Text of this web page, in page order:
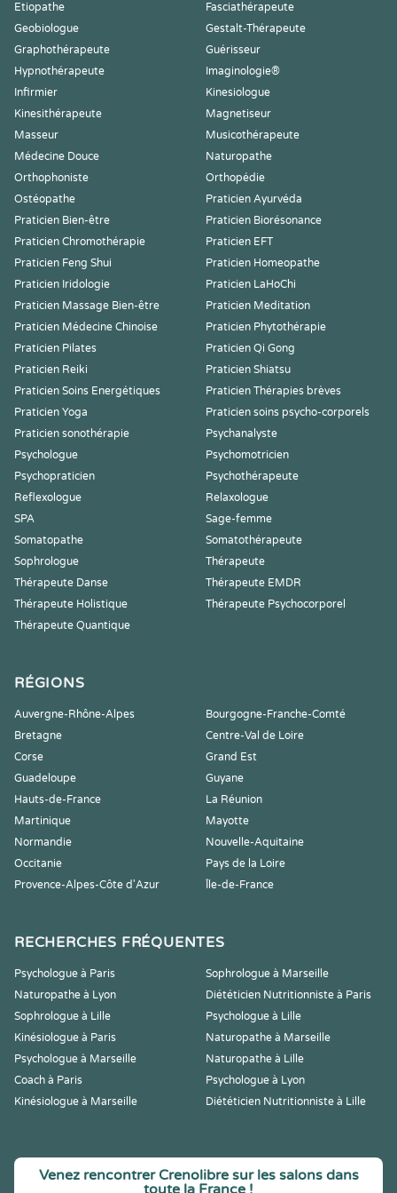
Etiopathe
Fasciathérapeute
Geobiologue
Gestalt-Thérapeute
Graphothérapeute
Guérisseur
Hypnothérapeute
Imaginologie®
Infirmier
Kinesiologue
Kinesithérapeute
Magnetiseur
Masseur
Musicothérapeute
Médecine Douce
Naturopathe
Orthophoniste
Orthopédie
Ostéopathe
Praticien Ayurvéda
Praticien Bien-être
Praticien Biorésonance
Praticien Chromothérapie
Praticien EFT
Praticien Feng Shui
Praticien Homeopathe
Praticien Iridologie
Praticien LaHoChi
Praticien Massage Bien-être
Praticien Meditation
Praticien Médecine Chinoise
Praticien Phytothérapie
Praticien Pilates
Praticien Qi Gong
Praticien Reiki
Praticien Shiatsu
Praticien Soins Energétiques
Praticien Thérapies brèves
Praticien Yoga
Praticien soins psycho-corporels
Praticien sonothérapie
Psychanalyste
Psychologue
Psychomotricien
Psychopraticien
Psychothérapeute
Reflexologue
Relaxologue
SPA
Sage-femme
Somatopathe
Somatothérapeute
Sophrologue
Thérapeute
Thérapeute Danse
Thérapeute EMDR
Thérapeute Holistique
Thérapeute Psychocorporel
Thérapeute Quantique
RÉGIONS
Auvergne-Rhône-Alpes
Bourgogne-Franche-Comté
Bretagne
Centre-Val de Loire
Corse
Grand Est
Guadeloupe
Guyane
Hauts-de-France
La Réunion
Martinique
Mayotte
Normandie
Nouvelle-Aquitaine
Occitanie
Pays de la Loire
Provence-Alpes-Côte d'Azur
Île-de-France
RECHERCHES FRÉQUENTES
Psychologue à Paris
Sophrologue à Marseille
Naturopathe à Lyon
Diététicien Nutritionniste à Paris
Sophrologue à Lille
Psychologue à Lille
Kinésiologue à Paris
Naturopathe à Marseille
Psychologue à Marseille
Naturopathe à Lille
Coach à Paris
Psychologue à Lyon
Kinésiologue à Marseille
Diététicien Nutritionniste à Lille
Venez rencontrer Crenolibre sur les salons dans
toute la France !